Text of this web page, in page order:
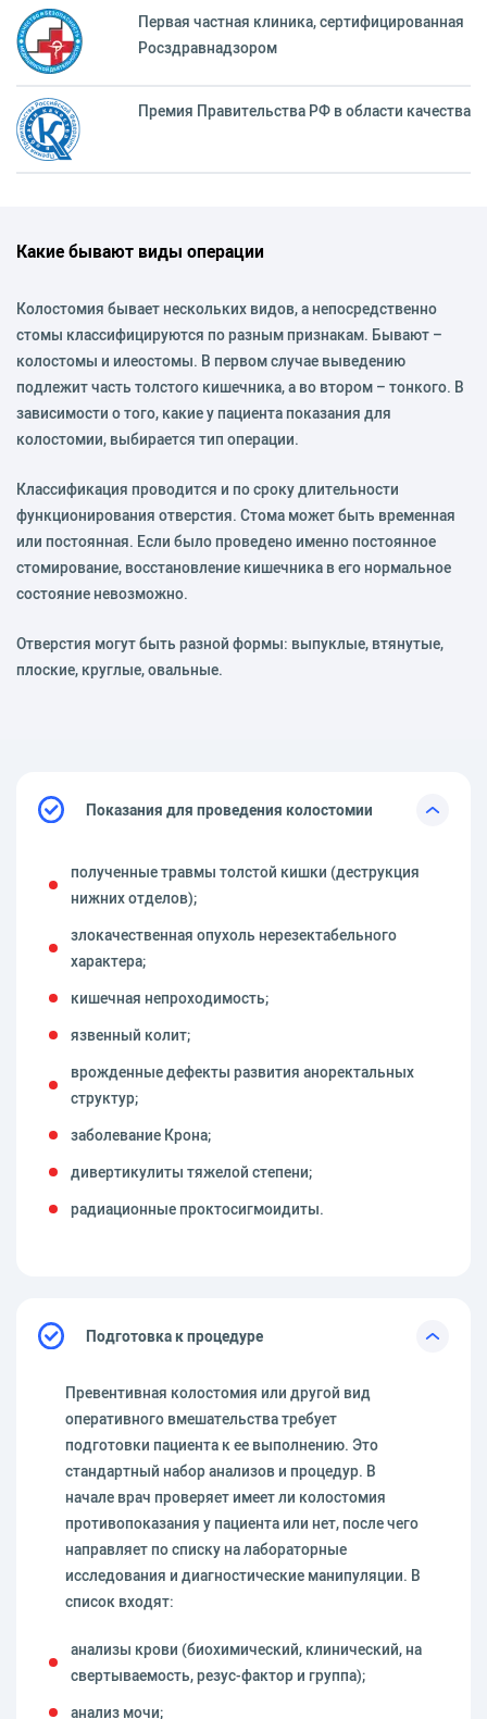
Первая частная клиника, сертифицированная
Росздравнадзором
Премия Правительства РФ в области качества
Какие бывают виды операции
Колостомия бывает нескольких видов, а непосредственно
стомы классифицируются по разным признакам. Бывают –
колостомы и илеостомы. В первом случае выведению
подлежит часть толстого кишечника, а во втором – тонкого. В
зависимости о того, какие у пациента показания для
колостомии, выбирается тип операции.
Классификация проводится и по сроку длительности
функционирования отверстия. Стома может быть временная
или постоянная. Если было проведено именно постоянное
стомирование, восстановление кишечника в его нормальное
состояние невозможно.
Отверстия могут быть разной формы: выпуклые, втянутые,
плоские, круглые, овальные.
Показания для проведения колостомии
полученные травмы толстой кишки (деструкция
нижних отделов);
злокачественная опухоль нерезектабельного
характера;
кишечная непроходимость;
язвенный колит;
врожденные дефекты развития аноректальных
структур;
заболевание Крона;
дивертикулиты тяжелой степени;
радиационные проктосигмоидиты.
Подготовка к процедуре
Превентивная колостомия или другой вид
оперативного вмешательства требует
подготовки пациента к ее выполнению. Это
стандартный набор анализов и процедур. В
начале врач проверяет имеет ли колостомия
противопоказания у пациента или нет, после чего
направляет по списку на лабораторные
исследования и диагностические манипуляции. В
список входят:
анализы крови (биохимический, клинический, на
свертываемость, резус-фактор и группа);
анализ мочи;